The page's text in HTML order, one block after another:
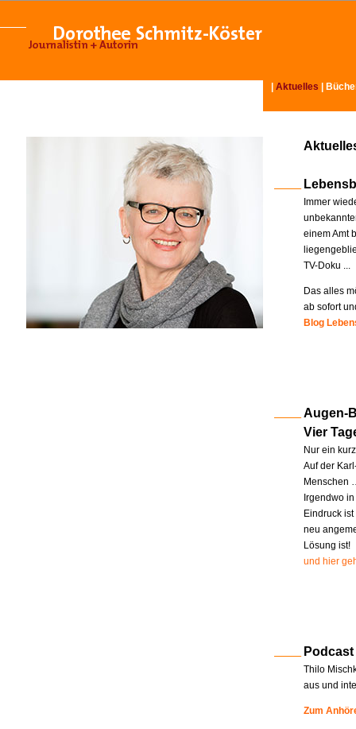
Aktuelles
Immer
einem Amt
TV-Doku ...
Das alles
ab sofort
Blog
Augen-
Vier
Nur ein
Auf der
Menschen
Irgendwo
Eindruck
neu
Lösung ist!
und hier
Podcast
Thilo
aus und
Zum